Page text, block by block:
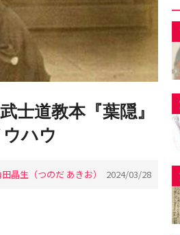
士道教本『葉隠』
ハウ
田晶生（つのだ あきお） 2024/03/28